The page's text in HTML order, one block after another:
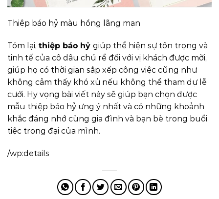
Thiệp báo hỷ màu hồng lãng mạn
Tóm lại, thiệp báo hỷ giúp thể hiện sự tôn trọng và
tinh tế của cô dâu chú rể đối với vị khách được mời,
giúp họ có thời gian sắp xếp công việc cũng như
không cảm thấy khó xử nếu không thể tham dự lễ
cưới. Hy vọng bài viết này sẽ giúp bạn chọn được
mẫu thiệp báo hỷ ưng ý nhất và có những khoảnh
khắc đáng nhớ cùng gia đình và bạn bè trong buổi
tiệc trọng đại của mình.
/wp:details